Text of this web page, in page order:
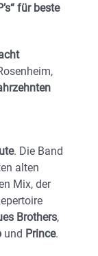
für beste
. Die Band
alten
Mix, der
Brothers,
und Prince.